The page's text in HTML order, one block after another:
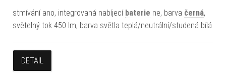
stmívání ano, integrovaná nabíjecí baterie ne, barva černá,
světelný tok 450 lm, barva světla teplá/neutrální/studená bílá
DETAIL